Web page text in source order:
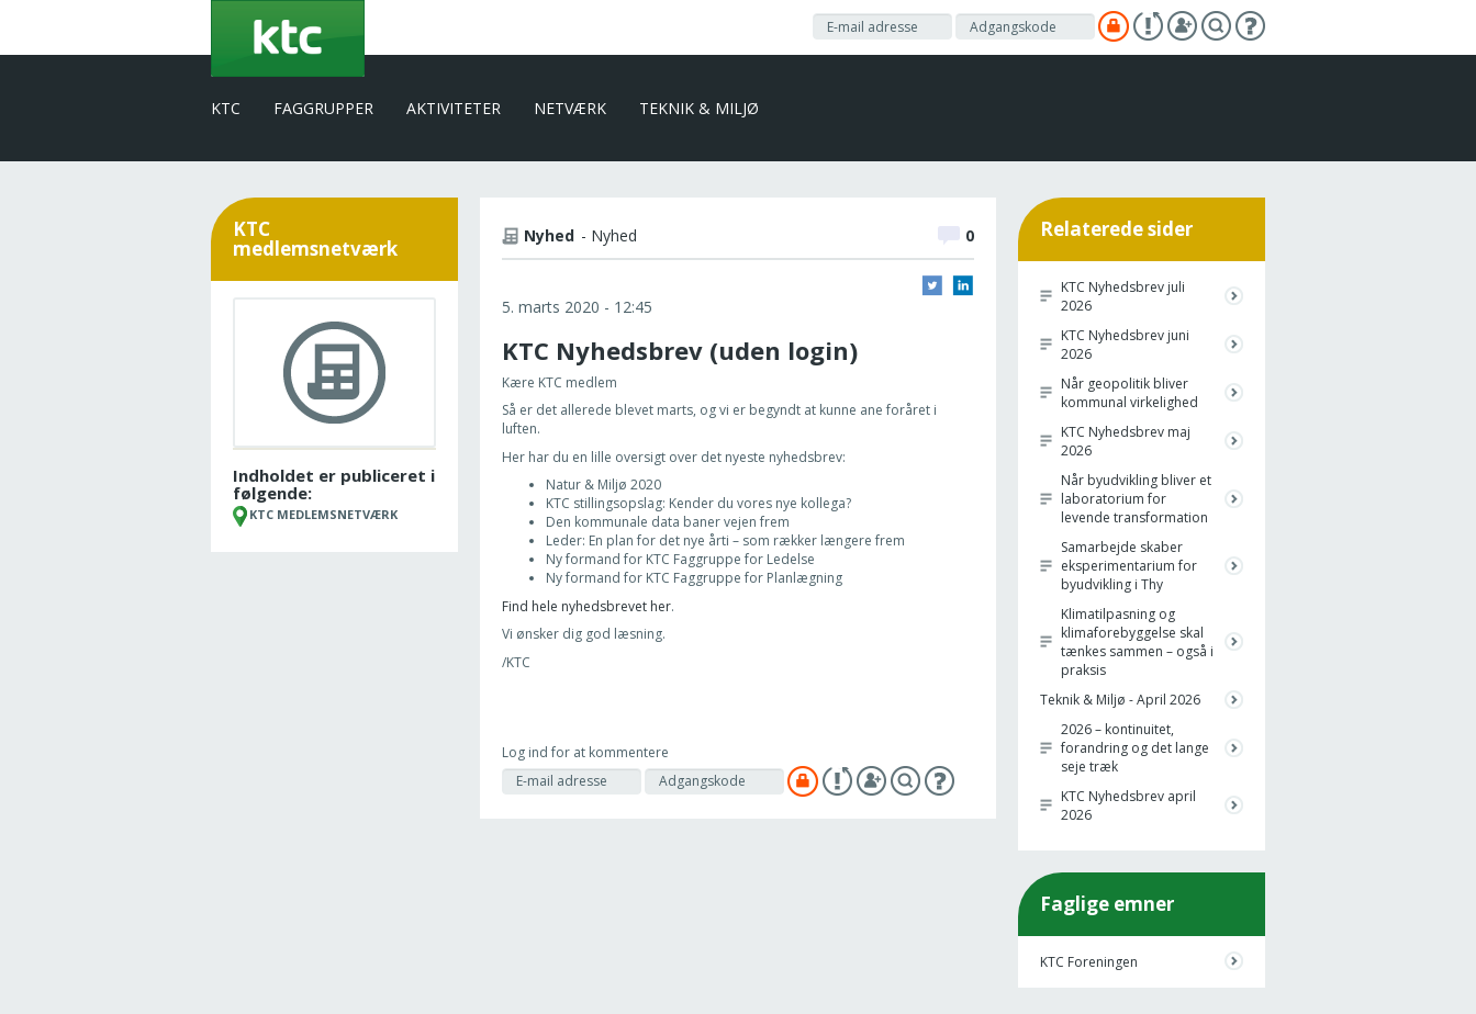
KTC FAGGRUPPER AKTIVITETER NETVÆRK TEKNIK & MILJØ
KTC
medlemsnetværk
Indholdet er publiceret i
følgende:
KTC MEDLEMSNETVÆRK
Nyhed - Nyhed 0
5. marts 2020 - 12:45
KTC Nyhedsbrev (uden login)
Kære KTC medlem
Så er det allerede blevet marts, og vi er begyndt at kunne ane foråret i
luften.
Her har du en lille oversigt over det nyeste nyhedsbrev:
Natur & Miljø 2020
KTC stillingsopslag: Kender du vores nye kollega?
Den kommunale data baner vejen frem
Leder: En plan for det nye årti – som rækker længere frem
Ny formand for KTC Faggruppe for Ledelse
Ny formand for KTC Faggruppe for Planlægning
Find hele nyhedsbrevet her.
Vi ønsker dig god læsning.
/KTC
Log ind for at kommentere
Relaterede sider
KTC Nyhedsbrev juli
2026
KTC Nyhedsbrev juni
2026
Når geopolitik bliver
kommunal virkelighed
KTC Nyhedsbrev maj
2026
Når byudvikling bliver et
laboratorium for
levende transformation
Samarbejde skaber
eksperimentarium for
byudvikling i Thy
Klimatilpasning og
klimaforebyggelse skal
tænkes sammen – også i
praksis
Teknik & Miljø - April 2026
2026 – kontinuitet,
forandring og det lange
seje træk
KTC Nyhedsbrev april
2026
Faglige emner
KTC Foreningen